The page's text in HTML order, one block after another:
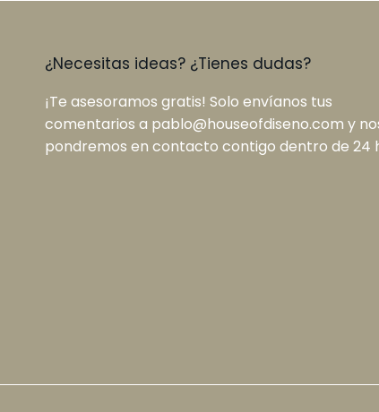
¿Necesitas ideas? ¿Tienes dudas?
¡Te asesoramos gratis! Solo envíanos tus
comentarios a pablo@houseofdiseno.com y
pondremos en contacto contigo dentro de 24